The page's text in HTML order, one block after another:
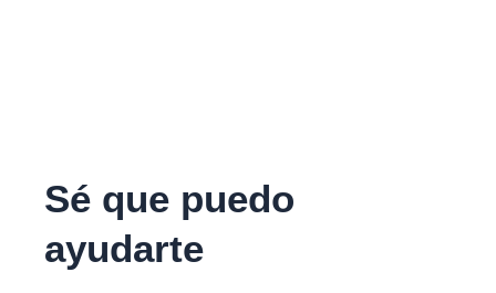
Sé que puedo
ayudarte